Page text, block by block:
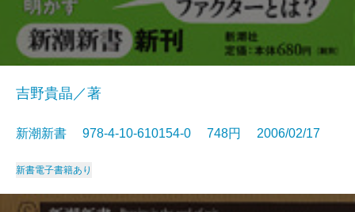
吉野貴晶／著
新潮新書 978-4-10-610154-0 748円 2006/02/17
新書電子書籍あり